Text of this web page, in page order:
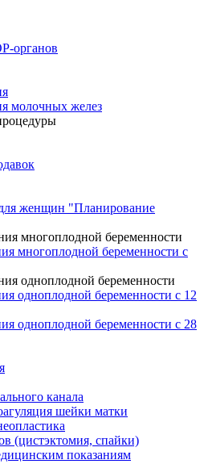
органов
молочных желез
женщин "Планирование
многоплодной беременности
многоплодной беременности с
одноплодной беременности
одноплодной беременности с 12
одноплодной беременности с 28
канала
шейки матки
(цистэктомия, спайки)
показаниям